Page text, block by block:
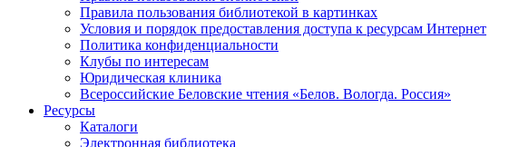
Правила пользования библиотекой в картинках
Условия и порядок предоставления доступа к ресурсам Интернет
Политика конфиденциальности
Клубы по интересам
Юридическая клиника
Всероссийские Беловские чтения «Белов. Вологда. Россия»
Ресурсы
Каталоги
Электронная библиотека